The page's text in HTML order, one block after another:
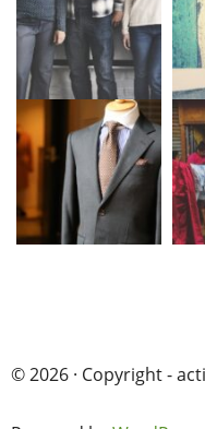
© 2026 · Copyright -